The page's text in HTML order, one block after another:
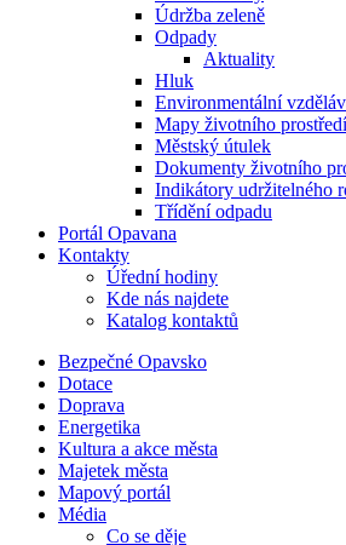
Údržba zeleně
Odpady
Aktuality
Hluk
Environmentální
Mapy životního prostředí
Městský útulek
Dokumenty životního
Indikátory udržitelného
Třídění odpadu
Portál Opavana
Kontakty
Úřední hodiny
Kde nás najdete
Katalog kontaktů
Bezpečné Opavsko
Dotace
Doprava
Energetika
Kultura a akce města
Majetek města
Mapový portál
Média
Co se děje